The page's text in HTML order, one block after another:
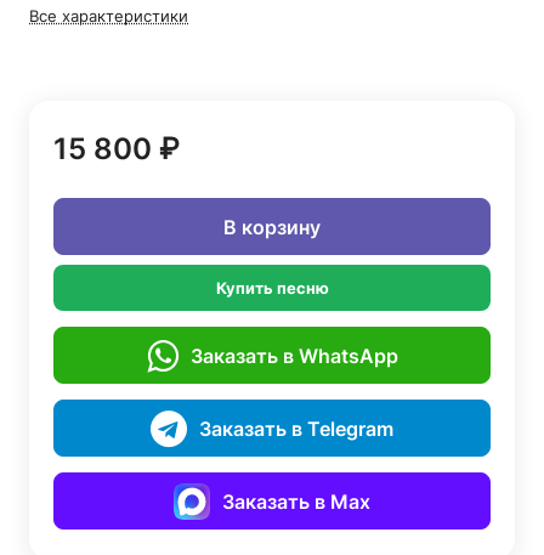
Все характеристики
15 800 ₽
В корзину
Купить песню
Заказать в WhatsApp
Заказать в Telegram
Заказать в Max